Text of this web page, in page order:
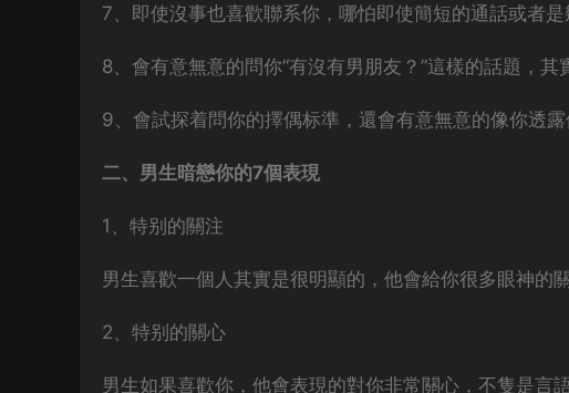
7、即使沒事也喜歡聯系你，哪怕即使簡短的通話或者是
8、會有意無意的問你“有沒有男朋友？”這樣的話題，其
9、會試探着問你的擇偶标準，還會有意無意的像你透
二、男生暗戀你的7個表現
1、特别的關注
男生喜歡一個人其實是很明顯的，他會給你很多眼神的
2、特别的關心
男生如果喜歡你，他會表現的對你非常關心，不隻是言